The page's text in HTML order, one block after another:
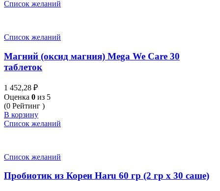
Список желаний
Список желаний
Магний (оксид магния) Mega We Care 30
таблеток
1 452,28 ₽
Оценка 0 из 5
(0 Рейтинг )
В корзину
Список желаний
Список желаний
Пробиотик из Кореи Haru 60 гр (2 гр x 30 саше)